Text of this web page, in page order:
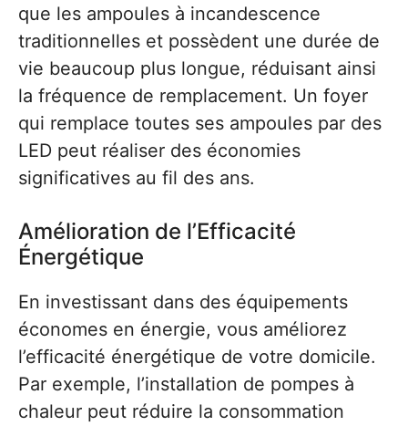
que les ampoules à incandescence
traditionnelles et possèdent une durée de
vie beaucoup plus longue, réduisant ainsi
la fréquence de remplacement. Un foyer
qui remplace toutes ses ampoules par des
LED peut réaliser des économies
significatives au fil des ans.
Amélioration de l’Efficacité
Énergétique
En investissant dans des équipements
économes en énergie, vous améliorez
l’efficacité énergétique de votre domicile.
Par exemple, l’installation de pompes à
chaleur peut réduire la consommation